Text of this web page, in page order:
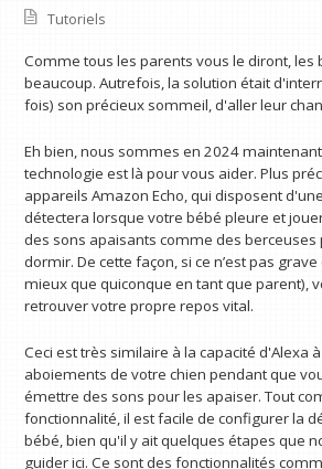
Tutoriels
Comme tous les parents vous le diront, les
beaucoup. Autrefois, la solution était
fois) son précieux sommeil, d'aller leur
Eh bien, nous sommes en 2024
technologie est là pour vous aider. Plus
appareils Amazon Echo, qui disposent
détectera lorsque votre bébé pleure et
des sons apaisants comme des
dormir. De cette façon, si ce n’est pas
mieux que quiconque en tant que parent),
retrouver votre propre repos vital.
Ceci est très similaire à la capacité d'Alexa
aboiements de votre chien pendant que
émettre des sons pour les apaiser. Tout
fonctionnalité, il est facile de configurer la
bébé, bien qu'il y ait quelques étapes que
guider ici. Ce sont des fonctionnalités